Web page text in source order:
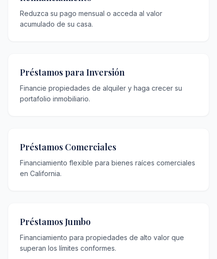
Reduzca su pago mensual o acceda al valor
acumulado de su casa.
Préstamos para Inversión
Financie propiedades de alquiler y haga crecer su
portafolio inmobiliario.
Préstamos Comerciales
Financiamiento flexible para bienes raíces comerciales
en California.
Préstamos Jumbo
Financiamiento para propiedades de alto valor que
superan los límites conformes.